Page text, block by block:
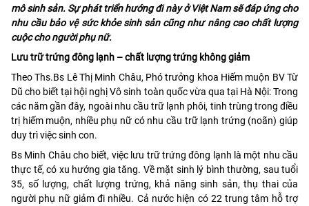
mô sinh sản. Sự phát triển hướng đi này ở Việt Nam sẽ đáp ứng cho
nhu cầu bảo vệ sức khỏe sinh sản cũng như nâng cao chất lượng
cuộc cho người phụ nữ.
Lưu trữ trứng đông lạnh – chất lượng trứng không giảm
Theo Ths.Bs Lê Thị Minh Châu, Phó trưởng khoa Hiếm muộn BV Từ
Dũ cho biết tại hội nghị Vô sinh toàn quốc vừa qua tại Hà Nội: Trong
các năm gần đây, ngoài nhu cầu trữ lạnh phôi, tinh trùng trong điều
trị hiếm muộn, nhiều phụ nữ có nhu cầu trữ lạnh trứng (noãn) giúp
duy trì việc sinh con.
Bs Minh Châu cho biết, việc lưu trữ trứng đông lạnh là một nhu cầu
thực tế, có xu hướng gia tăng. Về mặt sinh lý bình thường, sau tuổi
35, số lượng, chất lượng trứng, khả năng sinh sản, thụ thai của
người phụ nữ giảm đi nhiều. Cả nước hiện có 22 trung tâm hỗ trợ